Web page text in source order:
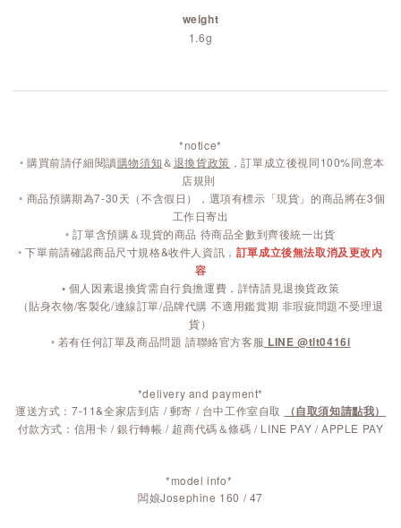
weight
1.6g
*notice*
◦ 購買前請仔細閱讀購物須知＆退換貨政策 ，訂單成立後視同100%同意本
店規則
◦ 商品預購期為7-30天（不含假日），選項有標示「現貨」的商品將在3個
工作日寄出
◦ 訂單含預購＆現貨的商品 待商品全數到齊後統一出貨
◦ 下單前請確認商品尺寸規格&收件人資訊， 訂單成立後無法取消及更改內
容
◦ 個人因素退換貨需自行負擔運費，詳情請見退換貨政策
（貼身衣物/客製化/連線訂單/品牌代購 不適用鑑賞期 非瑕疵問題不受理退
貨）
◦ 若有任何訂單及商品問題 請聯絡官方客服 LINE @tlt0416i
*delivery and payment*
運送方式：7-11&全家店到店 / 郵寄 / 台中工作室自取
（自取須知請點我）
付款方式：信用卡 / 銀行轉帳 / 超商代碼＆條碼 / LINE PAY / APPLE PAY
*model info*
闆娘Josephine 160 / 47